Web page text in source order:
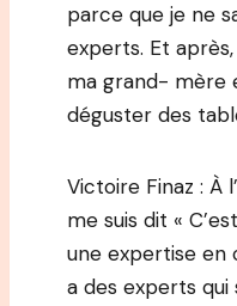
parce que je ne
experts. Et après,
ma grand- mère
déguster des
Victoire Finaz : À
me suis dit «
une expertise en
a des experts